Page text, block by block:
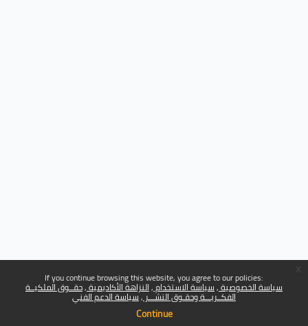
If you continue browsing this website, you agree to our policies:
سياسة الخصوصية سياسة الاستخدام النزاهة الأكاديمية حقــوق الملكيــة
الفكــريـــة وحقـوق النشـــر سياسة الدعم الفني
Continue